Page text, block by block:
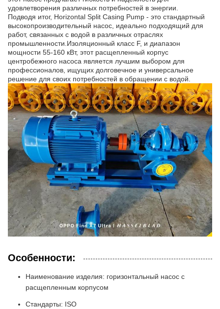
удовлетворения различных потребностей в энергии.
Подводя итог, Horizontal Split Casing Pump - это стандартный
высокопроизводительный насос, идеально подходящий для
работ, связанных с водой в различных отраслях
промышленности.Изоляционный класс F, и диапазон
мощности 55-160 кВт, этот расщепленный корпус
центробежного насоса является лучшим выбором для
профессионалов, ищущих долговечное и универсальное
решение для своих потребностей в обращении с водой.
Особенности:
Наименование изделия: горизонтальный насос с
расщепленным корпусом
Стандарты: ISO